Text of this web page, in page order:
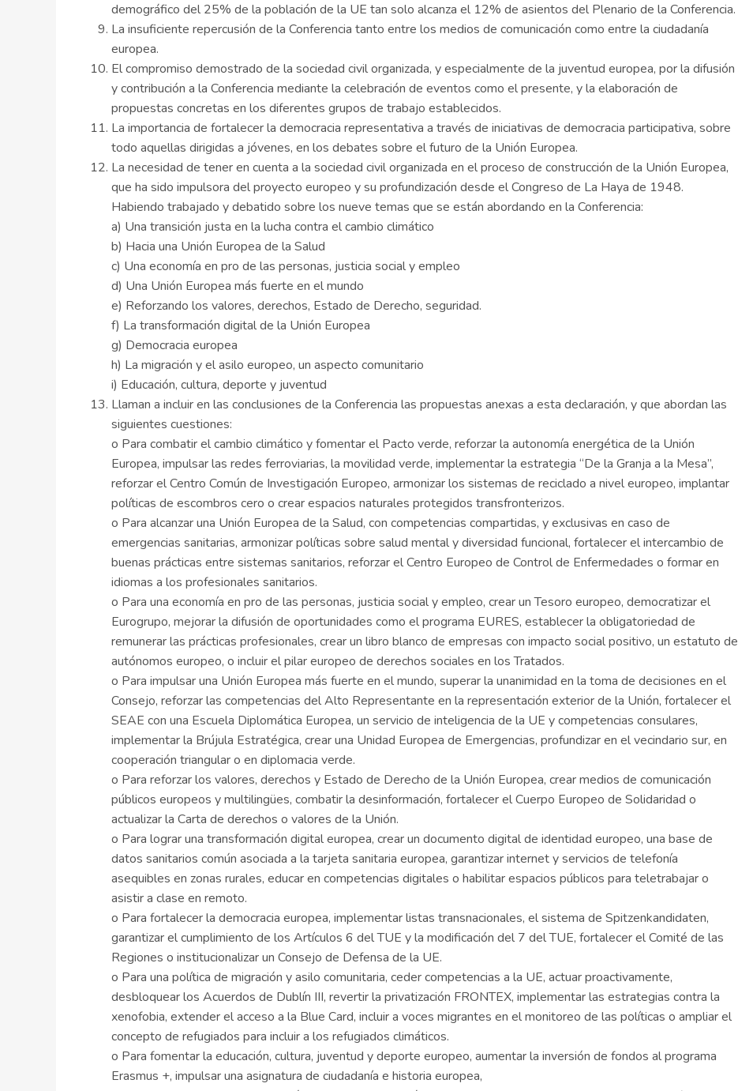
demográfico del 25% de la población de la UE tan solo alcanza el 12% de asientos del Plenario de la Conferencia.
La insuficiente repercusión de la Conferencia tanto entre los medios de comunicación como entre la ciudadanía
europea.
El compromiso demostrado de la sociedad civil organizada, y especialmente de la juventud europea, por la difusión
y contribución a la Conferencia mediante la celebración de eventos como el presente, y la elaboración de
propuestas concretas en los diferentes grupos de trabajo establecidos.
La importancia de fortalecer la democracia representativa a través de iniciativas de democracia participativa, sobre
todo aquellas dirigidas a jóvenes, en los debates sobre el futuro de la Unión Europea.
La necesidad de tener en cuenta a la sociedad civil organizada en el proceso de construcción de la Unión Europea,
que ha sido impulsora del proyecto europeo y su profundización desde el Congreso de La Haya de 1948.
Habiendo trabajado y debatido sobre los nueve temas que se están abordando en la Conferencia:
a) Una transición justa en la lucha contra el cambio climático
b) Hacia una Unión Europea de la Salud
c) Una economía en pro de las personas, justicia social y empleo
d) Una Unión Europea más fuerte en el mundo
e) Reforzando los valores, derechos, Estado de Derecho, seguridad.
f) La transformación digital de la Unión Europea
g) Democracia europea
h) La migración y el asilo europeo, un aspecto comunitario
i) Educación, cultura, deporte y juventud
Llaman a incluir en las conclusiones de la Conferencia las propuestas anexas a esta declaración, y que abordan las
siguientes cuestiones:
o Para combatir el cambio climático y fomentar el Pacto verde, reforzar la autonomía energética de la Unión
Europea, impulsar las redes ferroviarias, la movilidad verde, implementar la estrategia “De la Granja a la Mesa”,
reforzar el Centro Común de Investigación Europeo, armonizar los sistemas de reciclado a nivel europeo, implantar
políticas de escombros cero o crear espacios naturales protegidos transfronterizos.
o Para alcanzar una Unión Europea de la Salud, con competencias compartidas, y exclusivas en caso de
emergencias sanitarias, armonizar políticas sobre salud mental y diversidad funcional, fortalecer el intercambio de
buenas prácticas entre sistemas sanitarios, reforzar el Centro Europeo de Control de Enfermedades o formar en
idiomas a los profesionales sanitarios.
o Para una economía en pro de las personas, justicia social y empleo, crear un Tesoro europeo, democratizar el
Eurogrupo, mejorar la difusión de oportunidades como el programa EURES, establecer la obligatoriedad de
remunerar las prácticas profesionales, crear un libro blanco de empresas con impacto social positivo, un estatuto de
autónomos europeo, o incluir el pilar europeo de derechos sociales en los Tratados.
o Para impulsar una Unión Europea más fuerte en el mundo, superar la unanimidad en la toma de decisiones en el
Consejo, reforzar las competencias del Alto Representante en la representación exterior de la Unión, fortalecer el
SEAE con una Escuela Diplomática Europea, un servicio de inteligencia de la UE y competencias consulares,
implementar la Brújula Estratégica, crear una Unidad Europea de Emergencias, profundizar en el vecindario sur, en
cooperación triangular o en diplomacia verde.
o Para reforzar los valores, derechos y Estado de Derecho de la Unión Europea, crear medios de comunicación
públicos europeos y multilingües, combatir la desinformación, fortalecer el Cuerpo Europeo de Solidaridad o
actualizar la Carta de derechos o valores de la Unión.
o Para lograr una transformación digital europea, crear un documento digital de identidad europeo, una base de
datos sanitarios común asociada a la tarjeta sanitaria europea, garantizar internet y servicios de telefonía
asequibles en zonas rurales, educar en competencias digitales o habilitar espacios públicos para teletrabajar o
asistir a clase en remoto.
o Para fortalecer la democracia europea, implementar listas transnacionales, el sistema de Spitzenkandidaten,
garantizar el cumplimiento de los Artículos 6 del TUE y la modificación del 7 del TUE, fortalecer el Comité de las
Regiones o institucionalizar un Consejo de Defensa de la UE.
o Para una política de migración y asilo comunitaria, ceder competencias a la UE, actuar proactivamente,
desbloquear los Acuerdos de Dublín III, revertir la privatización FRONTEX, implementar las estrategias contra la
xenofobia, extender el acceso a la Blue Card, incluir a voces migrantes en el monitoreo de las políticas o ampliar el
concepto de refugiados para incluir a los refugiados climáticos.
o Para fomentar la educación, cultura, juventud y deporte europeo, aumentar la inversión de fondos al programa
Erasmus +, impulsar una asignatura de ciudadanía e historia europea,